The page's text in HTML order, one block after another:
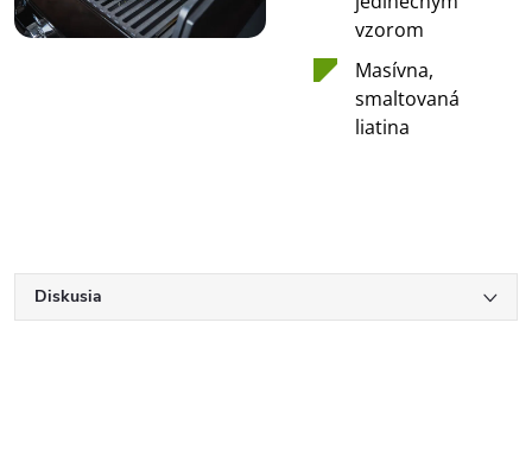
vzorom
Masívna,
smaltovaná
liatina
Diskusia